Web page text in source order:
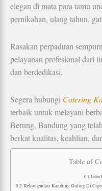
elegan di mata para tamu
pernikahan, ulang tahun,
Rasakan perpaduan
pelayanan profesional dari
dan berdedikasi.
Segera hubungi Catering
terbaik untuk melayani
Berung, Bandung yang
berkat kualitas, keahlian,
Table of
Lulus
Rekomendasi Kambing Guling Di